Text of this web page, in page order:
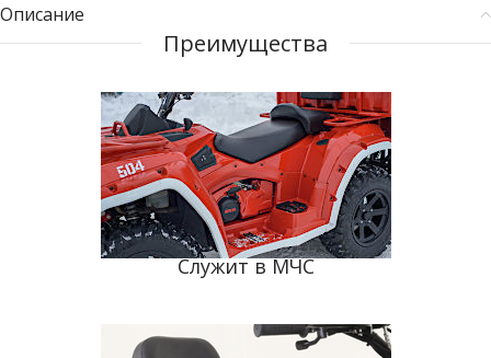
Описание
Преимущества
Служит в МЧС